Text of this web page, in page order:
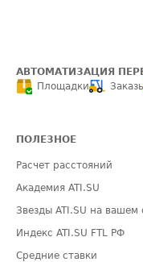
АВТОМАТИЗАЦИЯ
Площадки
ПОЛЕЗНОЕ
Расчет расстояний
Академия ATI.SU
Звезды ATI.SU на вашем
Индекс ATI.SU FTL РФ
Средние ставки